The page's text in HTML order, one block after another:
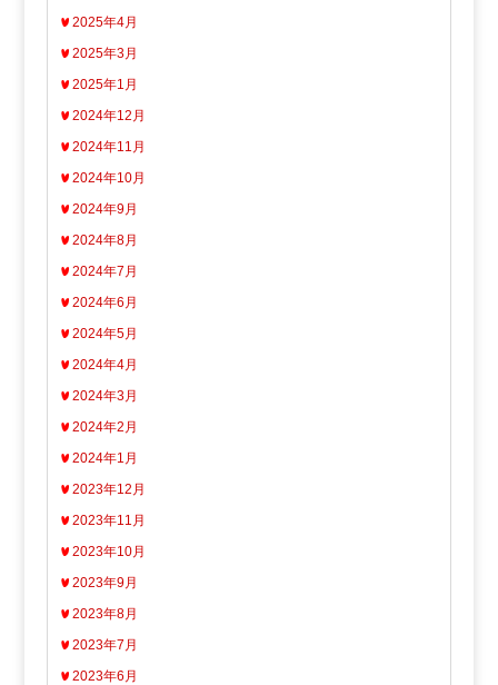
2025年4月
2025年3月
2025年1月
2024年12月
2024年11月
2024年10月
2024年9月
2024年8月
2024年7月
2024年6月
2024年5月
2024年4月
2024年3月
2024年2月
2024年1月
2023年12月
2023年11月
2023年10月
2023年9月
2023年8月
2023年7月
2023年6月